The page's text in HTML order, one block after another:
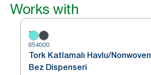
Works with
654000
Tork Katlamalı Havlu/Nonwoven
Bez Dispenseri